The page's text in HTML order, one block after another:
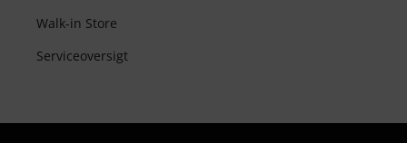
Walk-in Store
Serviceoversigt